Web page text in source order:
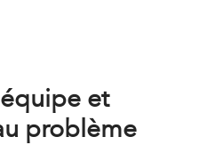
et
problème